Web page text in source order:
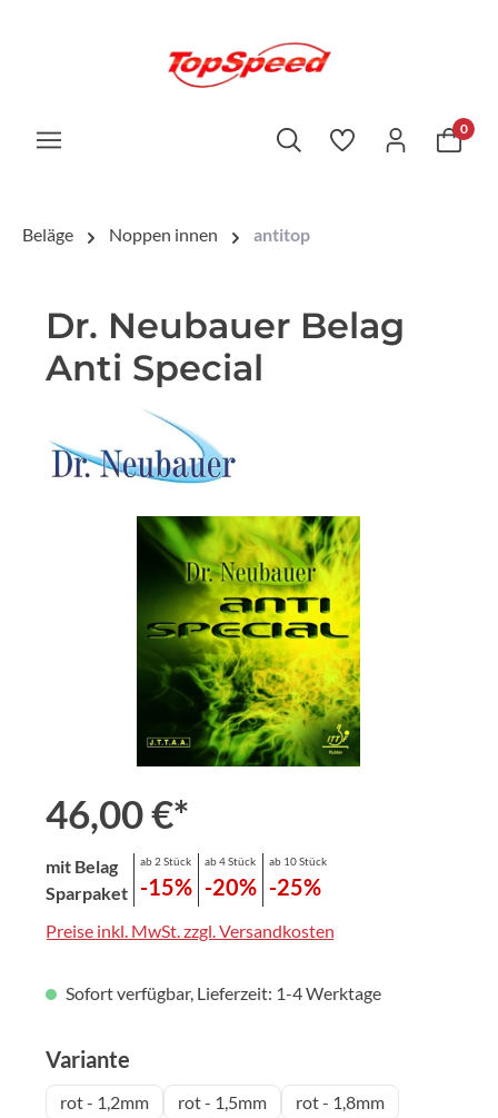
0
Beläge Noppen innen antitop
Dr. Neubauer Belag
Anti Special
Bildergalerie überspringen
46,00 €*
mit Belag
Sparpaket
ab 2 Stück
-15%
ab 4 Stück
-20%
ab 10 Stück
-25%
Preise inkl. MwSt. zzgl. Versandkosten
Sofort verfügbar, Lieferzeit: 1-4 Werktage
Variante
rot - 1,2mm rot - 1,5mm
rot - 1,8mm